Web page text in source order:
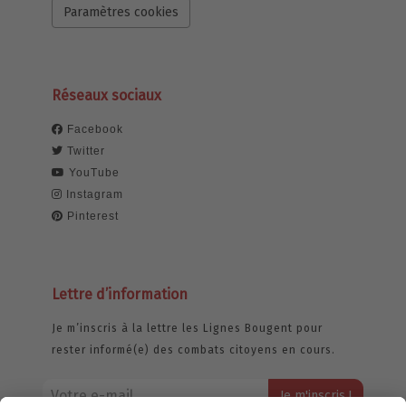
Paramètres cookies
Réseaux sociaux
Facebook
Twitter
YouTube
Instagram
Pinterest
Lettre d’information
Je m’inscris à la lettre les Lignes Bougent pour
rester informé(e) des combats citoyens en cours.